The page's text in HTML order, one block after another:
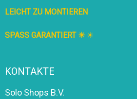
LEICHT ZU MONTIEREN
SPASS GARANTIERT ☀ ☀
KONTAKTE
Solo Shops B.V.